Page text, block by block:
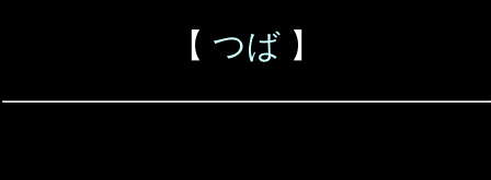
【 つば 】